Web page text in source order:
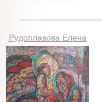
Рудоплавова Елена